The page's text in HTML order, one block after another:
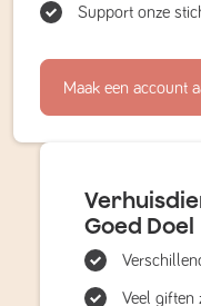
Support onze
Maak een account
Goed Doel
Veel giften